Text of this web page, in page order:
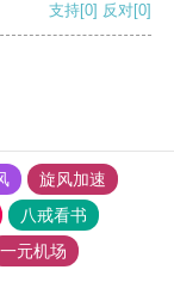
支持[0] 反对[0]
旋风加速
八戒看书
一元机场